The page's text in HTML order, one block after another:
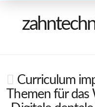
Curriculum
Themen für